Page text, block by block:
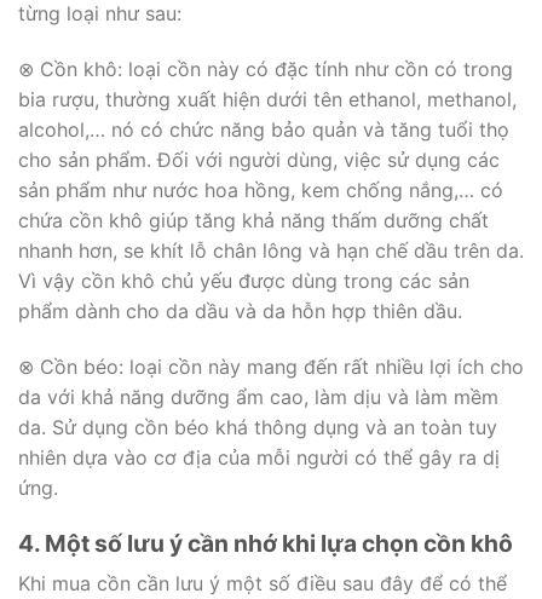
từng loại như sau:
⊗ Cồn khô: loại cồn này có đặc tính như cồn có trong
bia rượu, thường xuất hiện dưới tên ethanol, methanol,
alcohol,… nó có chức năng bảo quản và tăng tuổi thọ
cho sản phẩm. Đối với người dùng, việc sử dụng các
sản phẩm như nước hoa hồng, kem chống nắng,… có
chứa cồn khô giúp tăng khả năng thấm dưỡng chất
nhanh hơn, se khít lỗ chân lông và hạn chế dầu trên da.
Vì vậy cồn khô chủ yếu được dùng trong các sản
phẩm dành cho da dầu và da hỗn hợp thiên dầu.
⊗ Cồn béo: loại cồn này mang đến rất nhiều lợi ích cho
da với khả năng dưỡng ẩm cao, làm dịu và làm mềm
da. Sử dụng cồn béo khá thông dụng và an toàn tuy
nhiên dựa vào cơ địa của mỗi người có thể gây ra dị
ứng.
4. Một số lưu ý cần nhớ khi lựa chọn cồn khô
Khi mua cồn cần lưu ý một số điều sau đây để có thể